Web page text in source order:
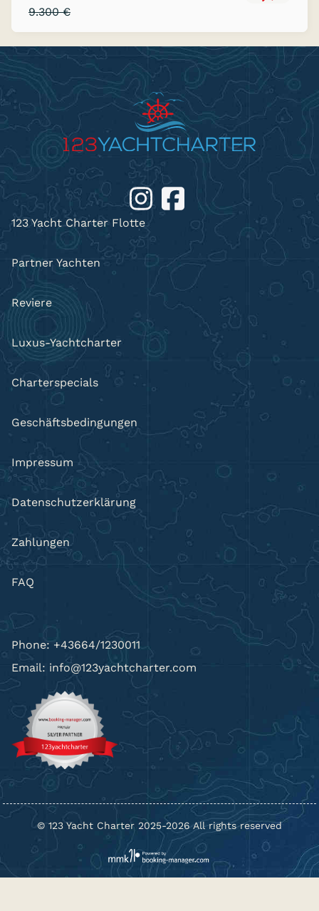
9.300 €
123 Yacht Charter Flotte
Partner Yachten
Reviere
Luxus-Yachtcharter
Charterspecials
Geschäftsbedingungen
Impressum
Datenschutzerklärung
Zahlungen
FAQ
Phone: +43664/1230011
Email: info@123yachtcharter.com
© 123 Yacht Charter 2025-2026 All rights reserved